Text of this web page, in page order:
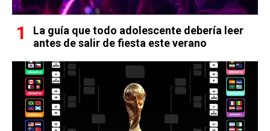
La guía que todo adolescente debería leer
antes de salir de fiesta este verano